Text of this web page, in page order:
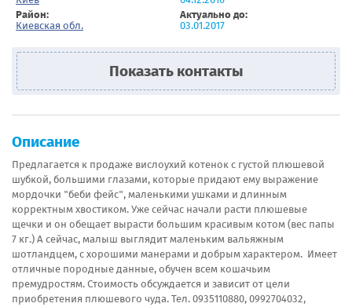
Район:
Киевская обл.
Актуально до:
03.01.2017
Показать контакты
Описание
Предлагается к продаже вислоухий котенок с густой плюшевой
шубкой, большими глазами, которые придают ему выражение
мордочки "беби фейс", маленькими ушками и длинным
корректным хвостиком. Уже сейчас начали расти плюшевые
щечки и он обещает вырасти большим красивым котом (вес папы
7 кг.) А сейчас, малыш выглядит маленьким вальяжным
шотландцем, с хорошими манерами и добрым характером. Имеет
отличные породные данные, обучен всем кошачьим
премудростям. Стоимость обсуждается и зависит от цели
приобретения плюшевого чуда. Тел. 0935110880, 0992704032,